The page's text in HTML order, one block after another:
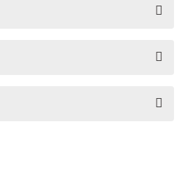
soru sorulmamış.
noktaları öneri formunu